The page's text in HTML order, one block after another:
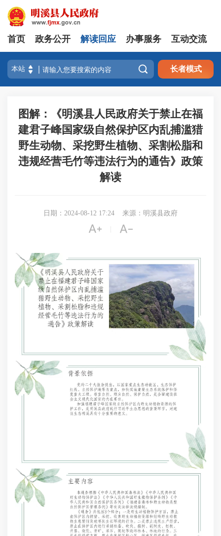
首页 政务公开 解读回应 办事服务 互动交流
 长者模式
图解：《明溪县人民政府关于禁止在福
建君子峰国家级自然保护区内乱捕滥猎
野生动物、采挖野生植物、采割松脂和
违规经营毛竹等违法行为的通告》政策
解读
日期：2024-08-12 17:24 来源：明溪县政府
 